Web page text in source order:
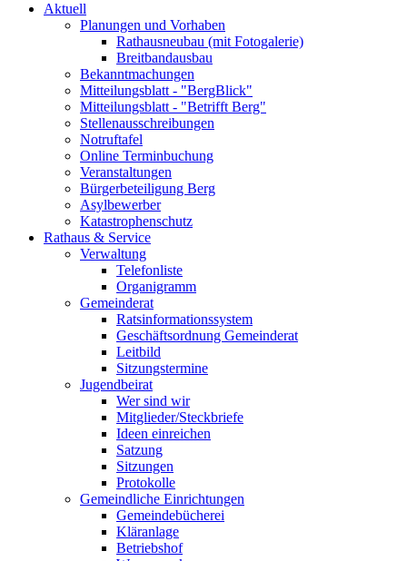
Aktuell
Planungen und Vorhaben
Rathausneubau (mit Fotogalerie)
Breitbandausbau
Bekanntmachungen
Mitteilungsblatt - "BergBlick"
Mitteilungsblatt - "Betrifft Berg"
Stellenausschreibungen
Notruftafel
Online Terminbuchung
Veranstaltungen
Bürgerbeteiligung Berg
Asylbewerber
Katastrophenschutz
Rathaus & Service
Verwaltung
Telefonliste
Organigramm
Gemeinderat
Ratsinformationssystem
Geschäftsordnung Gemeinderat
Leitbild
Sitzungstermine
Jugendbeirat
Wer sind wir
Mitglieder/Steckbriefe
Ideen einreichen
Satzung
Sitzungen
Protokolle
Gemeindliche Einrichtungen
Gemeindebücherei
Kläranlage
Betriebshof